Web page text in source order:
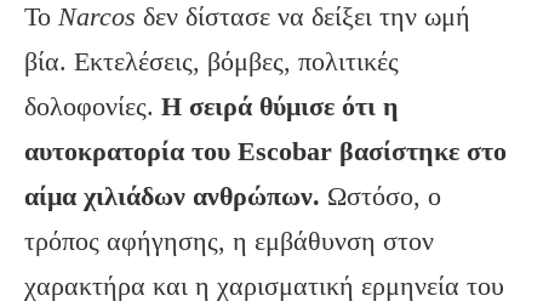
Το Narcos δεν δίστασε να δείξει την ωμή
βία. Εκτελέσεις, βόμβες, πολιτικές
δολοφονίες. Η σειρά θύμισε ότι η
αυτοκρατορία του Escobar βασίστηκε στο
αίμα χιλιάδων ανθρώπων. Ωστόσο, ο
τρόπος αφήγησης, η εμβάθυνση στον
χαρακτήρα και η χαρισματική ερμηνεία του